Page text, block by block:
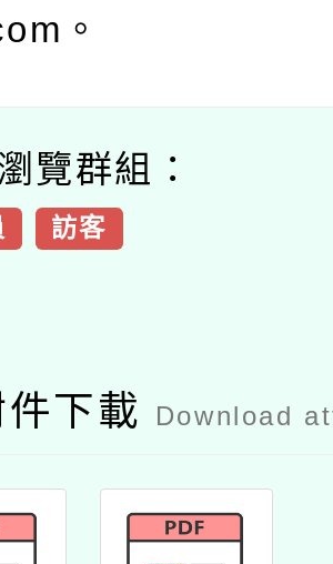
。
覽群組：
訪客
下載 Download